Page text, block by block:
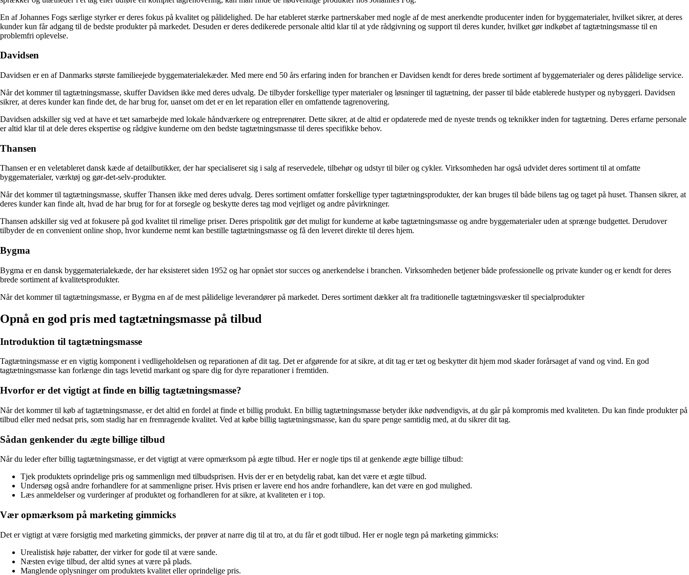
En af Johannes Fogs særlige styrker er deres fokus på kvalitet og pålidelighed. De har etableret stærke partnerskaber med nogle af de mest anerkendte producenter inden for byggematerialer, hvilket sikrer, at deres
kunder kun får adgang til de bedste produkter på markedet. Desuden er deres dedikerede personale altid klar til at yde rådgivning og support til deres kunder, hvilket gør indkøbet af tagtætningsmasse til en
problemfri oplevelse.
Davidsen
Davidsen er en af Danmarks største familieejede byggematerialekæder. Med mere end 50 års erfaring inden for branchen er Davidsen kendt for deres brede sortiment af byggematerialer og deres pålidelige service.
Når det kommer til tagtætningsmasse, skuffer Davidsen ikke med deres udvalg. De tilbyder forskellige typer materialer og løsninger til tagtætning, der passer til både etablerede hustyper og nybyggeri. Davidsen
sikrer, at deres kunder kan finde det, de har brug for, uanset om det er en let reparation eller en omfattende tagrenovering.
Davidsen adskiller sig ved at have et tæt samarbejde med lokale håndværkere og entreprenører. Dette sikrer, at de altid er opdaterede med de nyeste trends og teknikker inden for tagtætning. Deres erfarne personale
er altid klar til at dele deres ekspertise og rådgive kunderne om den bedste tagtætningsmasse til deres specifikke behov.
Thansen
Thansen er en veletableret dansk kæde af detailbutikker, der har specialiseret sig i salg af reservedele, tilbehør og udstyr til biler og cykler. Virksomheden har også udvidet deres sortiment til at omfatte
byggematerialer, værktøj og gør-det-selv-produkter.
Når det kommer til tagtætningsmasse, skuffer Thansen ikke med deres udvalg. Deres sortiment omfatter forskellige typer tagtætningsprodukter, der kan bruges til både bilens tag og taget på huset. Thansen sikrer, at
deres kunder kan finde alt, hvad de har brug for for at forsegle og beskytte deres tag mod vejrliget og andre påvirkninger.
Thansen adskiller sig ved at fokusere på god kvalitet til rimelige priser. Deres prispolitik gør det muligt for kunderne at købe tagtætningsmasse og andre byggematerialer uden at sprænge budgettet. Derudover
tilbyder de en convenient online shop, hvor kunderne nemt kan bestille tagtætningsmasse og få den leveret direkte til deres hjem.
Bygma
Bygma er en dansk byggematerialekæde, der har eksisteret siden 1952 og har opnået stor succes og anerkendelse i branchen. Virksomheden betjener både professionelle og private kunder og er kendt for deres
brede sortiment af kvalitetsprodukter.
Når det kommer til tagtætningsmasse, er Bygma en af de mest pålidelige leverandører på markedet. Deres sortiment dækker alt fra traditionelle tagtætningsvæsker til specialprodukter
Opnå en god pris med tagtætningsmasse på tilbud
Introduktion til tagtætningsmasse
Tagtætningsmasse er en vigtig komponent i vedligeholdelsen og reparationen af dit tag. Det er afgørende for at sikre, at dit tag er tæt og beskytter dit hjem mod skader forårsaget af vand og vind. En god
tagtætningsmasse kan forlænge din tags levetid markant og spare dig for dyre reparationer i fremtiden.
Hvorfor er det vigtigt at finde en billig tagtætningsmasse?
Når det kommer til køb af tagtætningsmasse, er det altid en fordel at finde et billig produkt. En billig tagtætningsmasse betyder ikke nødvendigvis, at du går på kompromis med kvaliteten. Du kan finde produkter på
tilbud eller med nedsat pris, som stadig har en fremragende kvalitet. Ved at købe billig tagtætningsmasse, kan du spare penge samtidig med, at du sikrer dit tag.
Sådan genkender du ægte billige tilbud
Når du leder efter billig tagtætningsmasse, er det vigtigt at være opmærksom på ægte tilbud. Her er nogle tips til at genkende ægte billige tilbud:
Tjek produktets oprindelige pris og sammenlign med tilbudsprisen. Hvis der er en betydelig rabat, kan det være et ægte tilbud.
Undersøg også andre forhandlere for at sammenligne priser. Hvis prisen er lavere end hos andre forhandlere, kan det være en god mulighed.
Læs anmeldelser og vurderinger af produktet og forhandleren for at sikre, at kvaliteten er i top.
Vær opmærksom på marketing gimmicks
Det er vigtigt at være forsigtig med marketing gimmicks, der prøver at narre dig til at tro, at du får et godt tilbud. Her er nogle tegn på marketing gimmicks:
Urealistisk høje rabatter, der virker for gode til at være sande.
Næsten evige tilbud, der altid synes at være på plads.
Manglende oplysninger om produktets kvalitet eller oprindelige pris.